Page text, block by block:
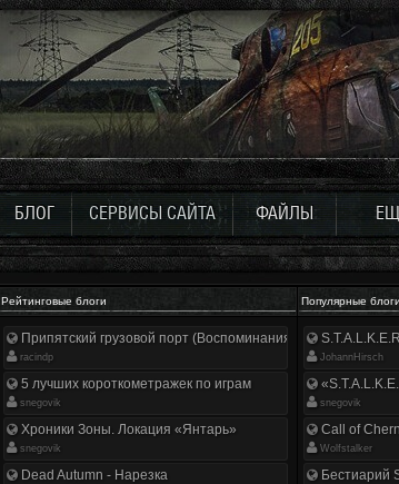
БЛОГ СЕРВИСЫ САЙТА ФАЙЛЫ
Рейтинговые блоги Популярные
Припятский грузовой порт (Воспоминания ликвидатора)
racindp
5 лучших короткометражек по играм
snegovik
Хроники Зоны. Локация «Янтарь»
snegovik
Dead Autumn - Нарезка
JohannHirsch
snegovik
Call of
Wolfstalker
Бестиарий